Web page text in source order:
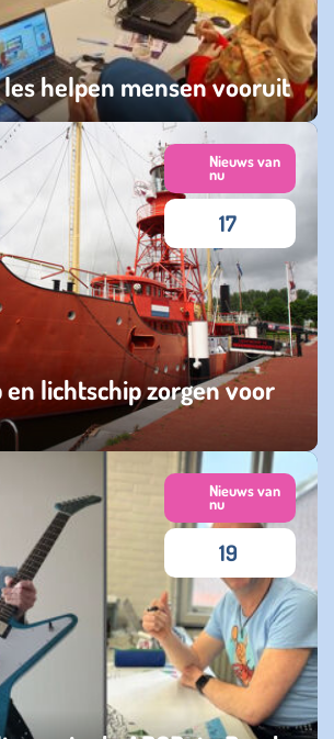
helpen mensen vooruit
2026
en lichtschip zorgen voor
2025
Nieuws van
nu
17
Nieuws van
nu
19